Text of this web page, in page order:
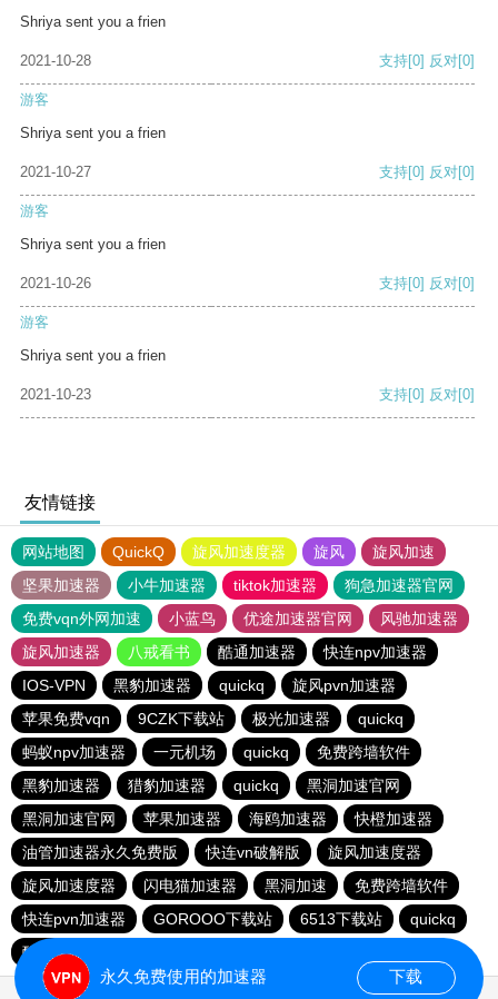
Shriya sent you a frien
2021-10-28 支持[0] 反对[0]
游客
Shriya sent you a frien
2021-10-27 支持[0] 反对[0]
游客
Shriya sent you a frien
2021-10-26 支持[0] 反对[0]
游客
Shriya sent you a frien
2021-10-23 支持[0] 反对[0]
友情链接
网站地图 QuickQ 旋风加速度器 旋风
旋风加速
坚果加速器
小牛加速器 tiktok加速器
狗急加速器官网
免费vqn外网加速
小蓝鸟 优途加速器官网
风驰加速器
旋风加速器
八戒看书 酷通加速器
快连npv加速器
IOS-VPN
黑豹加速器 quickq
旋风pvn加速器
苹果免费vqn
9CZK下载站 极光加速器
quickq
蚂蚁npv加速器
一元机场 quickq
免费跨墙软件
黑豹加速器
猎豹加速器 quickq
黑洞加速官网
黑洞加速官网
苹果加速器 海鸥加速器
快橙加速器
油管加速器永久免费版
快连vn破解版
旋风加速度器
旋风加速度器
闪电猫加速器 黑洞加速
免费跨墙软件
快连pvn加速器
GOROOO下载站 6513下载站
quickq
酷通vp加速器
永久免费使用的加速器 下载